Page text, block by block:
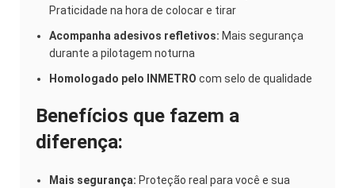
Praticidade na hora de colocar e tirar
Acompanha adesivos refletivos: Mais segurança
durante a pilotagem noturna
Homologado pelo INMETRO com selo de qualidade
Benefícios que fazem a
diferença:
Mais segurança: Proteção real para você e sua